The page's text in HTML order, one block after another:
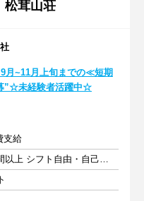
茸山荘
9月~11月上旬までの≪短期
”☆未経験者活躍中☆
支給
週1日以上 1日3時間以上 シフト自由・自己申告